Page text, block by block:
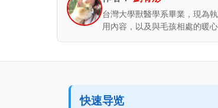
台灣大學獸醫學系畢業，現為
用內容，以及與毛孩相處的暖
快速导览